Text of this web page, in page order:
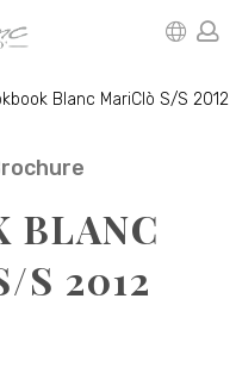
Blanc MariClò S/S 2012
BLANC
S 2012